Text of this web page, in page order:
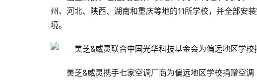
州、河北、陕西、湖南和重庆等地的11所学校，并全部安
境。
美芝&威灵携手七家空调厂商为偏远地区学校捐赠空调